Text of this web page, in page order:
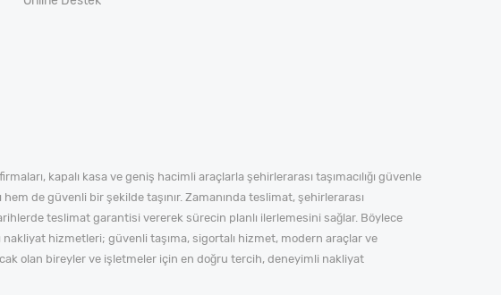
kapalı kasa ve geniş hacimli araçlarla şehirlerarası taşımacılığı güvenle
de güvenli bir şekilde taşınır. Zamanında teslimat, şehirlerarası
teslimat garantisi vererek sürecin planlı ilerlemesini sağlar. Böylece
hizmetleri; güvenli taşıma, sigortalı hizmet, modern araçlar ve
olan bireyler ve işletmeler için en doğru tercih, deneyimli nakliyat